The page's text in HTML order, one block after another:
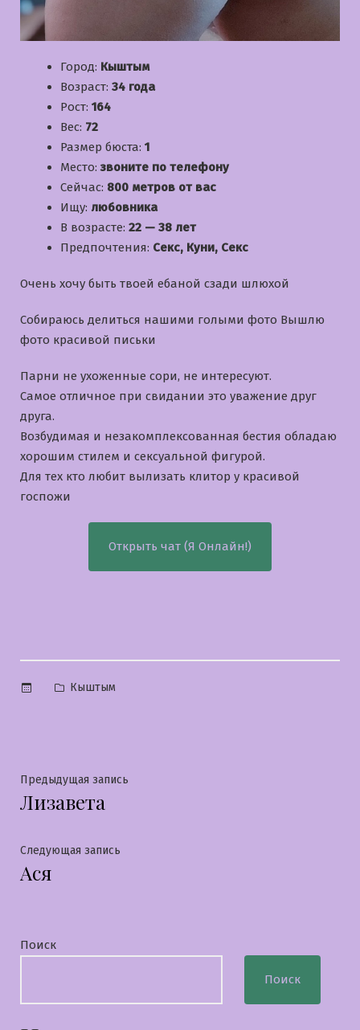
Город: Кыштым
Возраст: 34 года
Рост: 164
Вес: 72
Размер бюста: 1
Место:звоните по телефону
Сейчас: 800 метров от вас
Ищу: любовника
В возрасте: 22 — 38 лет
Предпочтения: Секс, Куни, Секс
Очень хочу быть твоей ебаной сзади шлюхой
Собираюсь делиться нашими голыми фото Вышлю
фото красивой письки
Парни не ухоженные сори, не интересуют.
Самое отличное при свидании это уважение друг
друга.
Возбудимая и незакомплексованная бестия обладаю
хорошим стилем и сексуальной фигурой.
Для тех кто любит вылизать клитор у красивой
госпожи
Открыть чат (Я Онлайн!)
Опубликовано
Кыштым
Навигация
по
записям
Предыдущая запись
Лизавета
Следующая запись
Ася
Поиск
Поиск